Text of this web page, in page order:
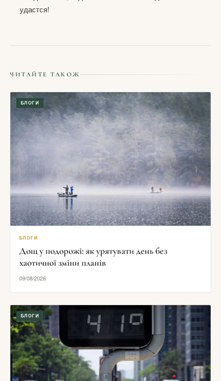
удастся!
ЧИТАЙТЕ ТАКОЖ
БЛОГИ
БЛОГИ
Дощ у подорожі: як урятувати день без
хаотичної зміни планів
09/08/2026
БЛОГИ